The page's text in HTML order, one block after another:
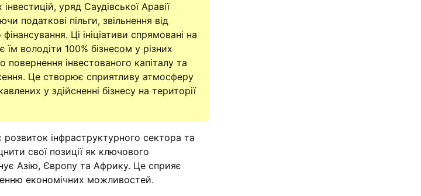
уряд Саудівської Аравії
податкові пільги, звільнення від
Ці ініціативи спрямовані на
володіти 100% бізнесом у різних
інвестованого капіталу та
Це створює сприятливу атмосферу
у здійсненні бізнесу на території
інфраструктурного сектора та
свої позиції як ключового
Азію, Європу та Африку. Це сприяє
економічних можливостей.